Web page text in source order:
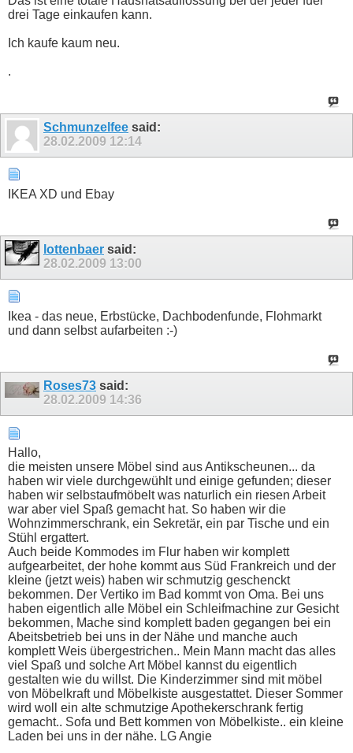
drei Tage einkaufen kann.
Ich kaufe kaum neu.
.
Schmunzelfee said:
28.02.2009 12:14
IKEA XD und Ebay
lottenbaer said:
28.02.2009 13:00
Ikea - das neue, Erbstücke, Dachbodenfunde, Flohmarkt
und dann selbst aufarbeiten :-)
Roses73 said:
28.02.2009 14:36
Hallo,
die meisten unsere Möbel sind aus Antikscheunen... da
haben wir viele durchgewühlt und einige gefunden; dieser
haben wir selbstaufmöbelt was naturlich ein riesen Arbeit
war aber viel Spaß gemacht hat. So haben wir die
Wohnzimmerschrank, ein Sekretär, ein par Tische und ein
Stühl ergattert.
Auch beide Kommodes im Flur haben wir komplett
aufgearbeitet, der hohe kommt aus Süd Frankreich und der
kleine (jetzt weis) haben wir schmutzig geschenckt
bekommen. Der Vertiko im Bad kommt von Oma. Bei uns
haben eigentlich alle Möbel ein Schleifmachine zur Gesicht
bekommen, Mache sind komplett baden gegangen bei ein
Abeitsbetrieb bei uns in der Nähe und manche auch
komplett Weis übergestrichen.. Mein Mann macht das alles
viel Spaß und solche Art Möbel kannst du eigentlich
gestalten wie du willst. Die Kinderzimmer sind mit möbel
von Möbelkraft und Möbelkiste ausgestattet. Dieser Sommer
wird woll ein alte schmutzige Apothekerschrank fertig
gemacht.. Sofa und Bett kommen von Möbelkiste.. ein kleine
Laden bei uns in der nähe. LG Angie